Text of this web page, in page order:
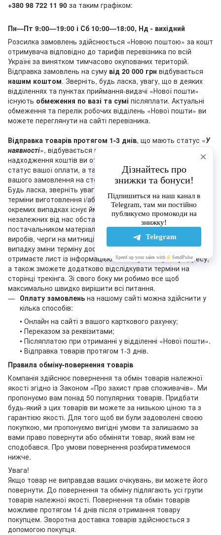
+380 98 722 11 90 за таким графіком:
Пн—Пт 9:00—19:00 і Сб 10:00—18:00, Нд - вихідний
Розсилка замовлень здійснюється «Новою поштою» за кошт
отримувача відповідно до тарифів перевізника по всій
Україні за винятком тимчасово окупованих територій.
Відправка замовлень на суму від 20 000 грн відбувається
нашим коштом. Зверніть, будь ласка, увагу, що в деяких
відділеннях та пунктах приймання-видачі «Нової пошти»
існують обмеження по вазі та сумі післяплати. Актуальні
обмеження та перелік робочих відділень «Нової пошти» ви
можете переглянути на сайті перевізника.
Відправка товарів протягом 1-3 днів, що мають статус «У
наявності», відбувається після оплати замовлення (після
надходження коштів ви отримаєте лист, що підтверджує
статус вашої оплати, а також ви побачите зміну статусу
вашого замовлення на сторінці трекінга на нашому сайті).
Будь ласка, зверніть увагу на те, що зазначені на сайті
терміни виготовлення і/або доставки є орієнтовними: в
окремих випадках існує ймовірність затримки з об’єктивних
незалежних від нас обставин (наприклад, затримка
постачальником матеріалів для виготовлення наших
виробів, черги на митниці при їхній доставці тощо). У
випадку зміни терміну доставки вашого замовлення ви
отримаєте лист із інформацією на вашу електронну адресу,
а також зможете додатково відслідкувати терміни на
сторінці трекінга. Зі свого боку ми робимо все щоб
максимально швидко вирішити всі питання.
Оплату замовлень на нашому сайті можна здійснити у
кілька способів:
• Онлайн на сайті з вашого карткового рахунку;
• Переказом за реквізитами;
• Післяплатою при отриманні у відділенні «Нової пошти».
• Відправка товарів протягом 1-3 днів.
Правила обміну-повернення товарів
Компанія здійснює повернення та обмін товарів належної
якості згідно із Законом «Про захист прав споживачів». Ми
пропонуємо вам понад 50 популярних товарів. Придбати
будь-який з цих товарів ви можете за низькою ціною та з
гарантією якості. Для того щоб ви були задоволені своєю
покупкою, ми пропонуємо вигідні умови та залишаємо за
вами право повернути або обміняти товар, який вам не
сподобався. Про умови повернення розбиратимемося
нижче.
Увага!
Якщо товар не виправдав ваших очікувань, ви можете його
повернути. До повернення та обміну підлягають усі групи
товарів належної якості. Повернення та обмін товарів
можливе протягом 14 днів після отримання товару
покупцем. Зворотна доставка товарів здійснюється з
допомогою покупця.